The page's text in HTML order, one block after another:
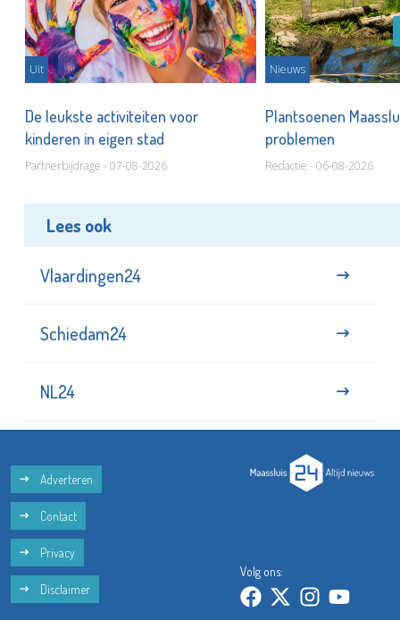
Uit
De leukste activiteiten voor
kinderen in eigen stad
Partnerbijdrage - 07-08-2026
Nieuws
Plantsoenen
problemen
Redactie - 06-08-2026
Lees ook
Vlaardingen24
Schiedam24
NL24
Adverteren
Contact
Privacy
Disclaimer
Volg ons: